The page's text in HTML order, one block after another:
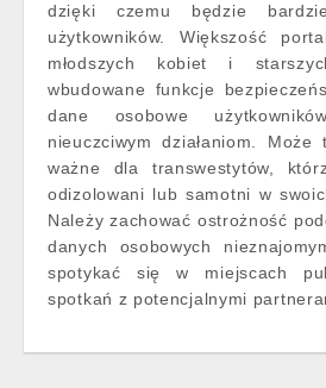
dzięki czemu będzie
użytkowników. Większość
młodszych kobiet i
wbudowane funkcje
dane osobowe
nieuczciwym działaniom.
ważne dla transwestytów,
odizolowani lub samotni w
Należy zachować ostrożność
danych osobowych
spotykać się w miejscach
spotkań z potencjalnymi